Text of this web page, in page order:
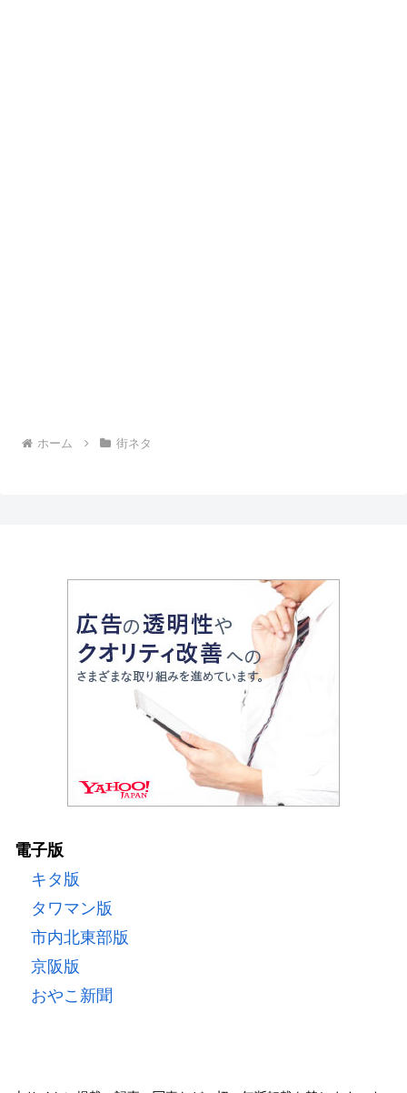
ホーム 街ネタ
電子版
キタ版
タワマン版
市内北東部版
京阪版
おやこ新聞